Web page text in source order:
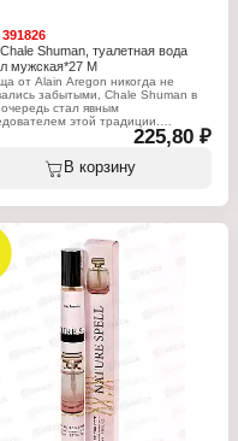
391826
Shuman, туалетная вода
мужская*27 М
от Alain Aregon никогда не
забытыми, Chale Shuman в
стал явным
этой традиции.
этого изумительного аромата,
в имидж эстета, окажется как раз
штрихом, который
грань между уда
Chale
туалетная вода
мужская
"Shuman"
ноты: апельсин, эвкалипт
сердца: мускатный орех, герань,
корицы, иланг-иланг, лаванда
ноты: амбра, мускус, янтарь
225,80 ₽
В корзину